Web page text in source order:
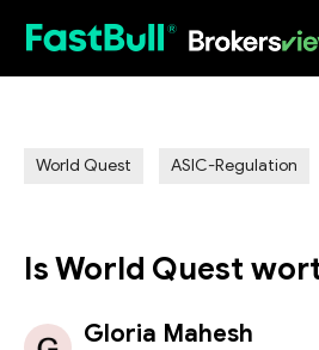
World Quest ASIC-Regulation
Is World Quest
Gloria Mahesh